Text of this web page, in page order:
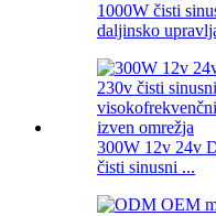
1000W čisti
daljinsko
300W 12v 24v
čisti sinusni ...